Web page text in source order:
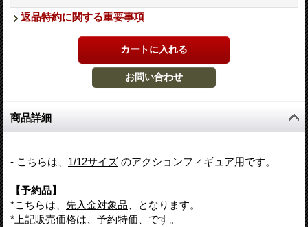
返品特約に関する重要事項
商品詳細
- こちらは、 1/12サイズ のアクションフィギュア用です。
【予約品】
*こちらは、 先入金対象品 、となります。
*上記販売価格は、 予約特価 、です。